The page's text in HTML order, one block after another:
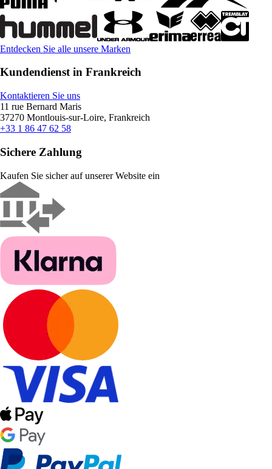
Entdecken Sie alle unsere Marken
Kundendienst in Frankreich
Kontaktieren Sie uns
11 rue Bernard Maris
37270 Montlouis-sur-Loire, Frankreich
+33 1 86 47 62 58
Sichere Zahlung
Kaufen Sie sicher auf unserer Website ein